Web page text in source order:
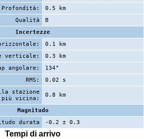
Profondità:
0.5 km
Qualità
B
Incertezze
0.1 km
verticale:
0.3 km
angolare:
134°
RMS:
0.02 s
stazione
più vicina:
0.8 km
Magnitudo
durata
-0.2 ± 0.3
Tempi di arrivo